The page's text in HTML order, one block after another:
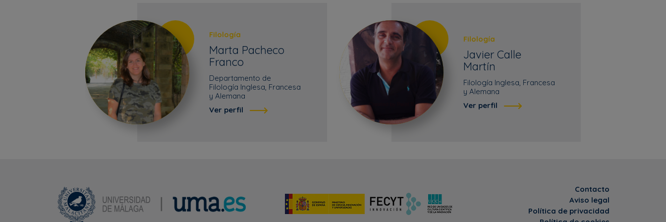
Filología
Marta Pacheco
Franco
Departamento de
Filología Inglesa, Francesa
y Alemana
Ver perfil
Filología
Javier Calle
Martín
Filología Inglesa, Francesa
y Alemana
Ver perfil
Contacto
Aviso legal
Política de privacidad